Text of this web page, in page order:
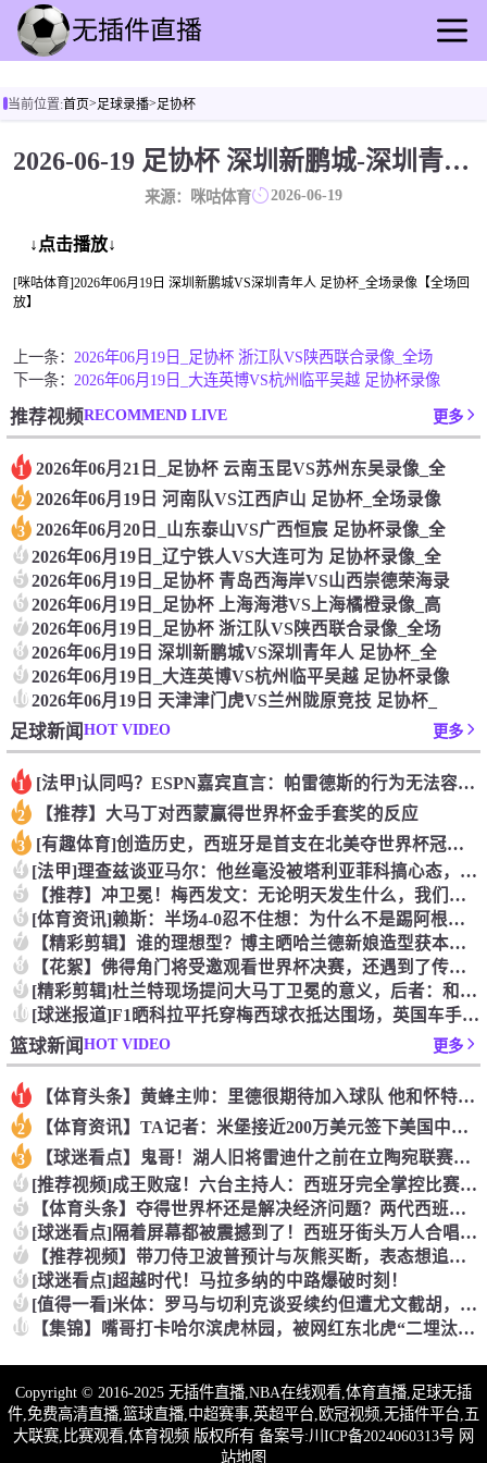
足球直播
足球快讯
篮球资讯
全球联赛
当前位置:首页>足球录播>足协杯
2026-06-19 足协杯 深圳新鹏城-深圳青年人 录像[咪咕体育]
来源：咪咕体育 2026-06-19
↓点击播放↓
[咪咕体育]2026年06月19日 深圳新鹏城VS深圳青年人 足协杯_全场录像【全场回
放】
上一条： 2026年06月19日_足协杯 浙江队VS陕西联合录像_全场
下一条： 2026年06月19日_大连英博VS杭州临平吴越 足协杯录像
推荐视频RECOMMEND LIVE 更多
1 2026年06月21日_足协杯 云南玉昆VS苏州东吴录像_全
2 2026年06月19日 河南队VS江西庐山 足协杯_全场录像
3 2026年06月20日_山东泰山VS广西恒宸 足协杯录像_全
4 2026年06月19日_辽宁铁人VS大连可为 足协杯录像_全
5 2026年06月19日_足协杯 青岛西海岸VS山西崇德荣海录
6 2026年06月19日_足协杯 上海海港VS上海橘橙录像_高
7 2026年06月19日_足协杯 浙江队VS陕西联合录像_全场
8 2026年06月19日 深圳新鹏城VS深圳青年人 足协杯_全
9 2026年06月19日_大连英博VS杭州临平吴越 足协杯录像
102026年06月19日 天津津门虎VS兰州陇原竞技 足协杯_
足球新闻HOT VIDEO 更多
1 [法甲]认同吗？ESPN嘉宾直言：帕雷德斯的行为无法容忍，应
2 【推荐】大马丁对西蒙赢得世界杯金手套奖的反应
3 [有趣体育]创造历史，西班牙是首支在北美夺世界杯冠军的欧洲球
4 [法甲]理查兹谈亚马尔：他丝毫没被塔利亚菲科搞心态，绝对的超
5 【推荐】冲卫冕！梅西发文：无论明天发生什么，我们已书写无法抹
6 [体育资讯]赖斯：半场4-0忍不住想：为什么不是踢阿根廷？为
7 【精彩剪辑】谁的理想型？博主晒哈兰德新娘造型获本人点赞！
8 【花絮】佛得角门将受邀观看世界杯决赛，还遇到了传奇门将伊基塔
9 [精彩剪辑]杜兰特现场提问大马丁卫冕的意义，后者：和梅西一起
10 [球迷报道]F1晒科拉平托穿梅西球衣抵达围场，英国车手林德布
篮球新闻HOT VIDEO 更多
1 【体育头条】黄蜂主帅：里德很期待加入球队 他和怀特成长道路相
2 【体育资讯】TA记者：米堡接近200万美元签下美国中场伯哈尔
3 【球迷看点】鬼哥！湖人旧将雷迪什之前在立陶宛联赛大杀四方
4 [推荐视频]成王败寇！六台主持人：西班牙完全掌控比赛，阿根廷
5 【体育头条】夺得世界杯还是解决经济问题？两代西班牙人的答案~
6 [球迷看点]隔着屏幕都被震撼到了！西班牙街头万人合唱，气氛直
7 【推荐视频】带刀侍卫波普预计与灰熊买断，表态想追随老詹去到新
8 [球迷看点]超越时代！马拉多纳的中路爆破时刻！
9 [值得一看]米体：罗马与切利克谈妥续约但遭尤文截胡，马萨拉是
10 【集锦】嘴哥打卡哈尔滨虎林园，被网红东北虎“二埋汰”狠狠“羞
Copyright © 2016-2025 无插件直播,NBA在线观看,体育直播,足球无插
件,免费高清直播,篮球直播,中超赛事,英超平台,欧冠视频,无插件平台,五
大联赛,比赛观看,体育视频 版权所有 备案号:川ICP备2024060313号 网
站地图